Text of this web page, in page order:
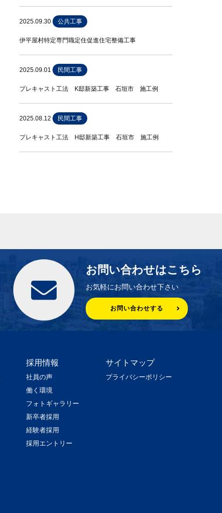
2025.09.30 公共工事
伊平屋村特定専門職定住促進住宅整備工事
2025.09.01 民間工事
プレキャスト工法 K邸新築工事 石垣市 施工例
2025.08.12 民間工事
プレキャスト工法 H邸新築工事 石垣市 施工例
お問い合わせはこちら
お気軽にお問い合わせ下さい
お問い合わせする
採用情報
社員の声
働く環境
フォトギャラリー
新卒者採用
経験者採用
採用エントリー
サイトマップ
プライバシーポリシー